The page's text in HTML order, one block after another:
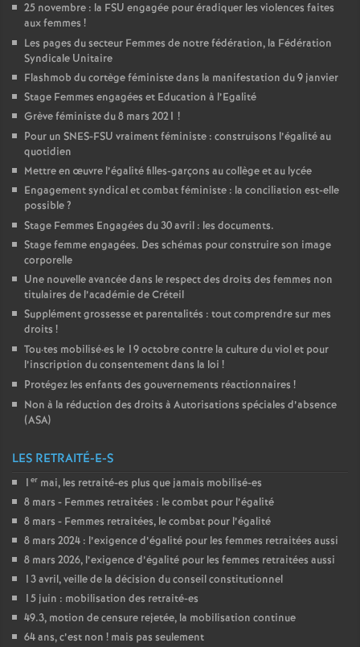
25 novembre : la FSU engagée pour éradiquer les violences faites
aux femmes !
Les pages du secteur Femmes de notre fédération, la Fédération
Syndicale Unitaire
Flashmob du cortège féministe dans la manifestation du 9 janvier
Stage Femmes engagées et Education à l’Egalité
Grève féministe du 8 mars 2021 !
Pour un SNES-FSU vraiment féministe : construisons l’égalité au
quotidien
Mettre en œuvre l’égalité filles-garçons au collège et au lycée
Engagement syndical et combat féministe : la conciliation est-elle
possible?
Stage Femmes Engagées du 30 avril : les documents.
Stage femme engagées. Des schémas pour construire son image
corporelle
Une nouvelle avancée dans le respect des droits des femmes non
titulaires de l’académie de Créteil
Supplément grossesse et parentalités : tout comprendre sur mes
droits !
Tou·tes mobilisé·es le 19 octobre contre la culture du viol et pour
l’inscription du consentement dans la loi !
Protégez les enfants des gouvernements réactionnaires !
Non à la réduction des droits à Autorisations spéciales d’absence
(ASA)
LES RETRAITÉ-E-S
1 er mai, les retraité-es plus que jamais mobilisé-es
8 mars - Femmes retraitées : le combat pour l’égalité
8 mars - Femmes retraitées, le combat pour l’égalité
8 mars 2024 : l’exigence d’égalité pour les femmes retraitées aussi
8 mars 2026, l’exigence d’égalité pour les femmes retraitées aussi
13 avril, veille de la décision du conseil constitutionnel
15 juin : mobilisation des retraité-es
49.3, motion de censure rejetée, la mobilisation continue
64 ans, c’est non ! mais pas seulement